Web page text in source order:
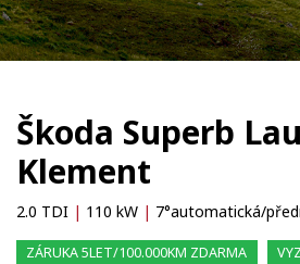
Škoda Superb
Klement
2.0 TDI | 110 kW | 7°automatická/
ZÁRUKA 5LET/100.000KM ZDARMA